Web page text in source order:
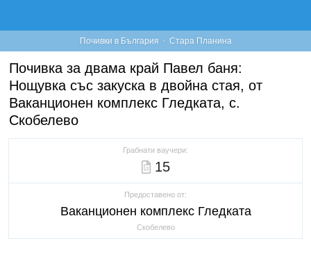
Почивки в България · Стара Планина
Почивка за двама край Павел баня:
Нощувка със закуска в двойна стая, от
Ваканционен комплекс Гледката, с.
Скобелево
Грабнати ваучери:
15
Предоставено от:
Ваканционен комплекс Гледката
Скобелево